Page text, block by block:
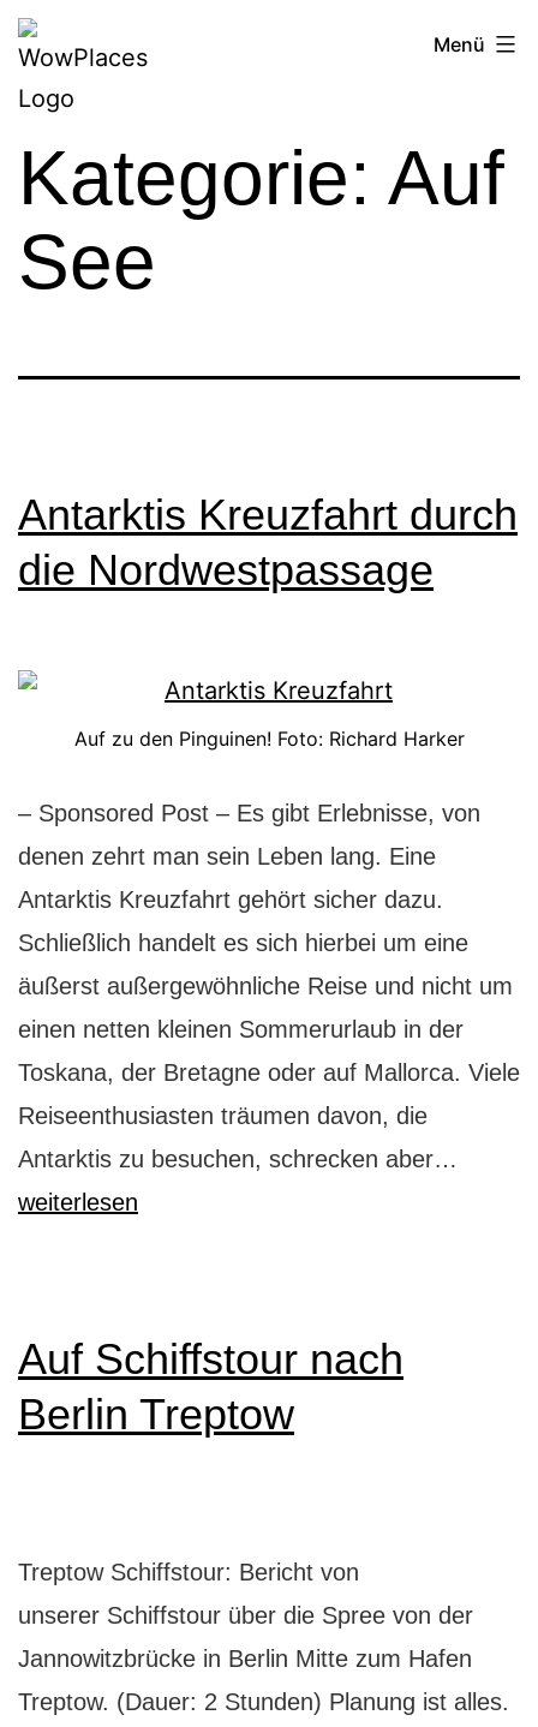
Zum
Inhalt
springen
Reiseblog
WowPlaces.de
Menü
Kategorie: Auf
See
Antarktis Kreuzfahrt durch
die Nordwestpassage
Auf zu den Pinguinen! Foto: Richard Harker
– Sponsored Post – Es gibt Erlebnisse, von
denen zehrt man sein Leben lang. Eine
Antarktis Kreuzfahrt gehört sicher dazu.
Schließlich handelt es sich hierbei um eine
äußerst außergewöhnliche Reise und nicht um
einen netten kleinen Sommerurlaub in der
Toskana, der Bretagne oder auf Mallorca. Viele
Reiseenthusiasten träumen davon, die
Antarktis zu besuchen, schrecken aber…
weiterlesen
Auf Schiffstour nach
Berlin Treptow
Treptow Schiffstour: Bericht von
unserer Schiffstour über die Spree von der
Jannowitzbrücke in Berlin Mitte zum Hafen
Treptow. (Dauer: 2 Stunden) Planung ist alles.